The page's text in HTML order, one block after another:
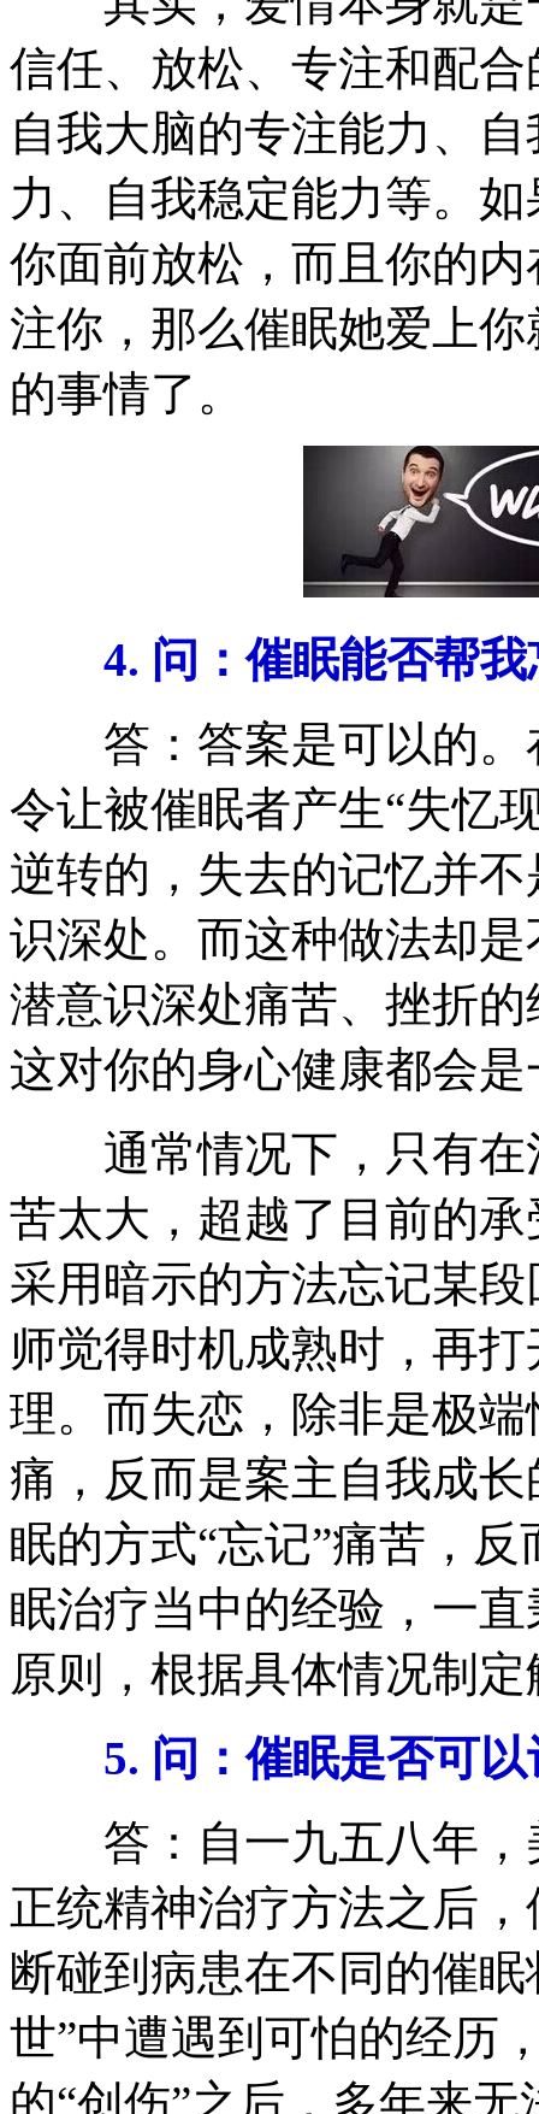
信任、放松、专注和配
自我大脑的专注能力、
力、自我稳定能力等。
你面前放松，而且你的
注你，那么催眠她爱上
的事情了。
4. 问：催眠能否帮
答：答案是可以的。
令让被催眠者产生“失忆
逆转的，失去的记忆并
识深处。而这种做法却
潜意识深处痛苦、挫折
这对你的身心健康都会
通常情况下，只有在
苦太大，超越了目前的
采用暗示的方法忘记某
师觉得时机成熟时，再
理。而失恋，除非是极
痛，反而是案主自我成
眠的方式“忘记”痛苦，
眠治疗当中的经验，一
原则，根据具体情况制
5. 问：催眠是否可以
答：自一九五八年，
正统精神治疗方法之后
断碰到病患在不同的催
世”中遭遇到可怕的经历
的“创伤”之后，多年来